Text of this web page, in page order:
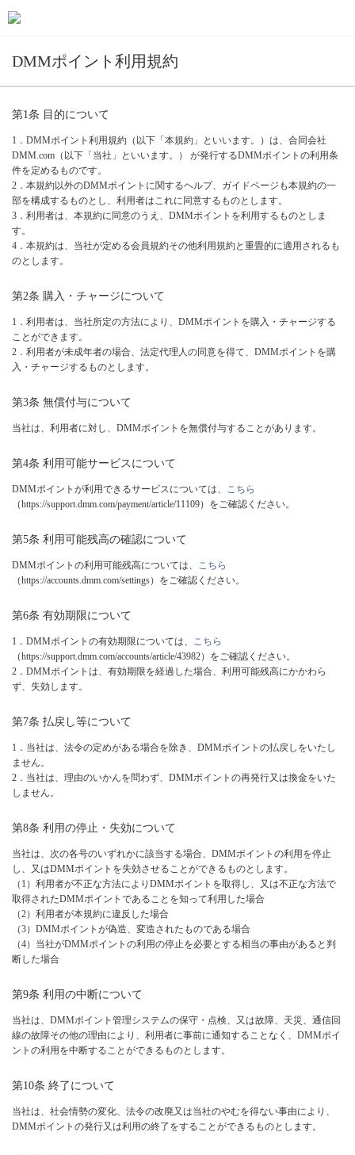
DMMポイント利用規約
第1条 目的について
1．DMMポイント利用規約（以下「本規約」といいます。）は、合同会社
DMM.com（以下「当社」といいます。） が発行するDMMポイントの利用条
件を定めるものです。
2．本規約以外のDMMポイントに関するヘルプ、ガイドページも本規約の一
部を構成するものとし、利用者はこれに同意するものとします。
3．利用者は、本規約に同意のうえ、DMMポイントを利用するものとしま
す。
4．本規約は、当社が定める会員規約その他利用規約と重畳的に適用されるも
のとします。
第2条 購入・チャージについて
1．利用者は、当社所定の方法により、DMMポイントを購入・チャージする
ことができます。
2．利用者が未成年者の場合、法定代理人の同意を得て、DMMポイントを購
入・チャージするものとします。
第3条 無償付与について
当社は、利用者に対し、DMMポイントを無償付与することがあります。
第4条 利用可能サービスについて
DMMポイントが利用できるサービスについては、 こちら
（https://support.dmm.com/payment/article/11109）をご確認ください。
第5条 利用可能残高の確認について
DMMポイントの利用可能残高については、 こちら
（https://accounts.dmm.com/settings）をご確認ください。
第6条 有効期限について
1．DMMポイントの有効期限については、 こちら
（https://support.dmm.com/accounts/article/43982）をご確認ください。
2．DMMポイントは、有効期限を経過した場合、利用可能残高にかかわら
ず、失効します。
第7条 払戻し等について
1．当社は、法令の定めがある場合を除き、DMMポイントの払戻しをいたし
ません。
2．当社は、理由のいかんを問わず、DMMポイントの再発行又は換金をいた
しません。
第8条 利用の停止・失効について
当社は、次の各号のいずれかに該当する場合、DMMポイントの利用を停止
し、又はDMMポイントを失効させることができるものとします。
（1）利用者が不正な方法によりDMMポイントを取得し、又は不正な方法で
取得されたDMMポイントであることを知って利用した場合
（2）利用者が本規約に違反した場合
（3）DMMポイントが偽造、変造されたものである場合
（4）当社がDMMポイントの利用の停止を必要とする相当の事由があると判
断した場合
第9条 利用の中断について
当社は、DMMポイント管理システムの保守・点検、又は故障、天災、通信回
線の故障その他の理由により、利用者に事前に通知することなく、DMMポイ
ントの利用を中断することができるものとします。
第10条 終了について
当社は、社会情勢の変化、法令の改廃又は当社のやむを得ない事由により、
DMMポイントの発行又は利用の終了をすることができるものとします。